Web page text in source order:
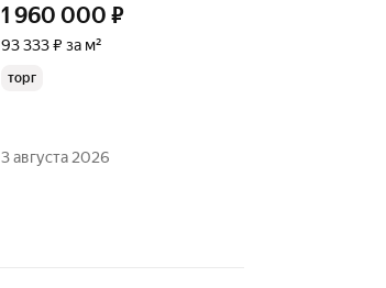
1 960 000 ₽
93 333 ₽ за м²
торг
3 августа 2026